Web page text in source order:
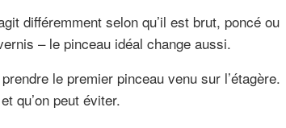
différemment selon qu’il est brut, poncé ou
– le pinceau idéal change aussi.
le premier pinceau venu sur l’étagère.
qu’on peut éviter.